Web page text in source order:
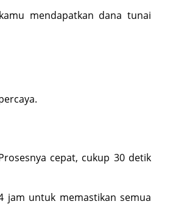
mendapatkan dana tunai
cepat, cukup 30 detik
jam untuk memastikan semua